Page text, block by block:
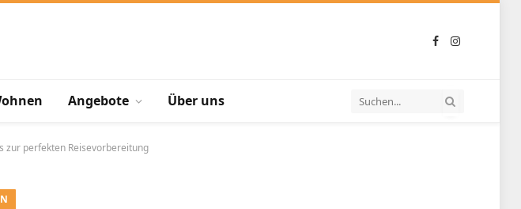
FacebookInstagram
Angebote Über uns
zur perfekten Reisevorbereitung